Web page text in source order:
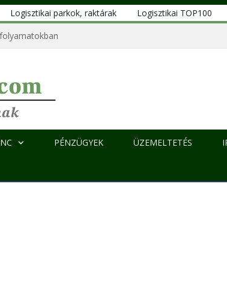
Logisztikai parkok, raktárak Logisztikai TOP100
PÉNZÜGYEK ÜZEMELTETÉS